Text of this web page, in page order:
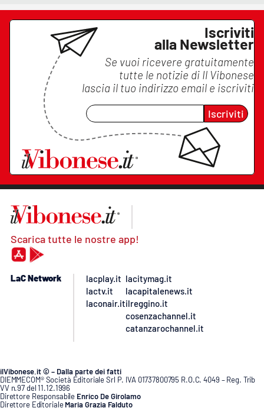
Iscriviti
alla Newsletter
Se vuoi ricevere gratuitamente
tutte le notizie di Il Vibonese
lascia il tuo indirizzo email e iscriviti
Iscriviti
Scarica tutte le nostre app!
LaC Network
lacplay.it
lactv.it
laconair.it
lacitymag.it
lacapitalenews.it
ilreggino.it
cosenzachannel.it
catanzarochannel.it
ilVibonese.it © – Dalla parte dei fatti
DIEMMECOM® Società Editoriale Srl P. IVA 01737800795 R.O.C. 4049 – Reg. Trib
VV n.97 del 11.12.1996
Direttore Responsabile Enrico De Girolamo
Direttore Editoriale Maria Grazia Falduto